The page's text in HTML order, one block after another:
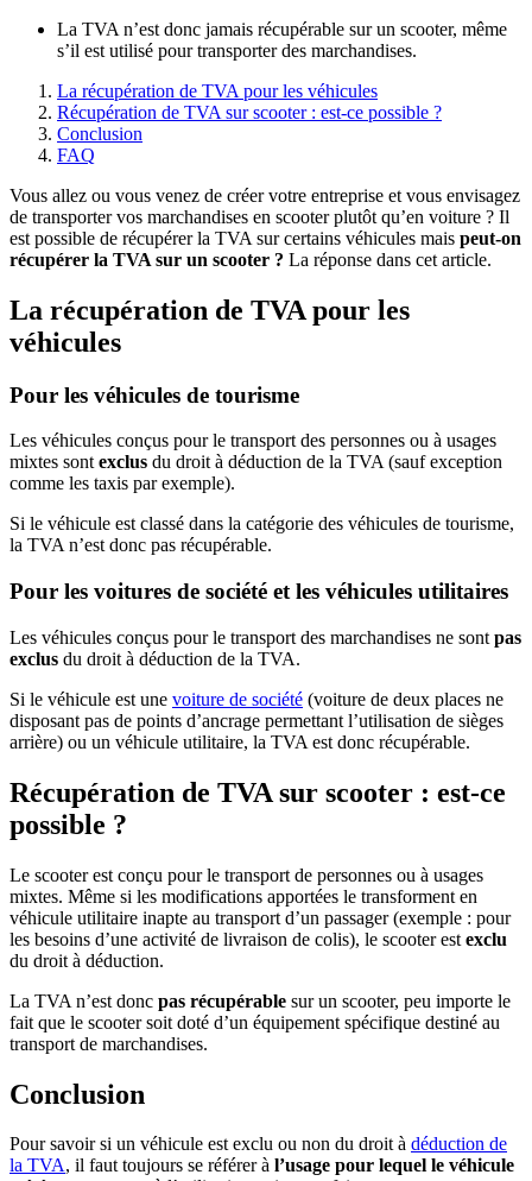
La TVA n’est donc jamais récupérable sur un scooter, même
s’il est utilisé pour transporter des marchandises.
La récupération de TVA pour les véhicules
Récupération de TVA sur scooter : est-ce possible ?
Conclusion
FAQ
Vous allez ou vous venez de créer votre entreprise et vous envisagez
de transporter vos marchandises en scooter plutôt qu’en voiture ? Il
est possible de récupérer la TVA sur certains véhicules mais peut-on
récupérer la TVA sur un scooter ? La réponse dans cet article.
La récupération de TVA pour les
véhicules
Pour les véhicules de tourisme
Les véhicules conçus pour le transport des personnes ou à usages
mixtes sont exclus du droit à déduction de la TVA (sauf exception
comme les taxis par exemple).
Si le véhicule est classé dans la catégorie des véhicules de tourisme,
la TVA n’est donc pas récupérable.
Pour les voitures de société et les véhicules utilitaires
Les véhicules conçus pour le transport des marchandises ne sont pas
exclus du droit à déduction de la TVA.
Si le véhicule est une voiture de société (voiture de deux places ne
disposant pas de points d’ancrage permettant l’utilisation de sièges
arrière) ou un véhicule utilitaire, la TVA est donc récupérable.
Récupération de TVA sur scooter : est-ce
possible ?
Le scooter est conçu pour le transport de personnes ou à usages
mixtes. Même si les modifications apportées le transforment en
véhicule utilitaire inapte au transport d’un passager (exemple : pour
les besoins d’une activité de livraison de colis), le scooter est exclu
du droit à déduction.
La TVA n’est donc pas récupérable sur un scooter, peu importe le
fait que le scooter soit doté d’un équipement spécifique destiné au
transport de marchandises.
Conclusion
Pour savoir si un véhicule est exclu ou non du droit à déduction de
la TVA, il faut toujours se référer à l’usage pour lequel le véhicule